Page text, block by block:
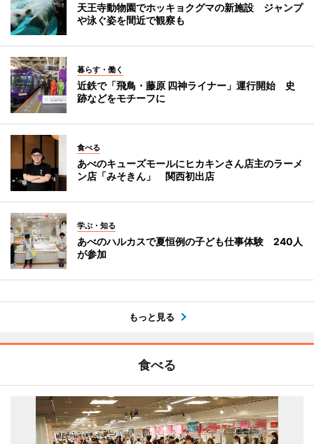
天王寺動物園でホッキョクグマの新施設 ジャンプ
や泳ぐ姿を間近で観察も
暮らす・働く
近鉄で「飛鳥・藤原 四神ライナー」運行開始 史
跡などをモチーフに
食べる
あべのキューズモールにヒカキンさん店主のラーメ
ン店「みそきん」 関西初出店
学ぶ・知る
あべのハルカスで夏恒例の子ども仕事体験 240人
が参加
もっと見る
食べる